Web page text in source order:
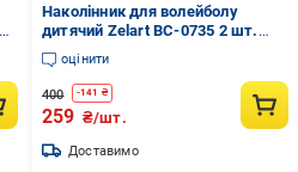
Наколінник для волейболу
дитячий Zelart BC-0735 2 шт.
Чорний (219310)
оцінити
400 -141 ₴
259 ₴/шт.
Доставимо